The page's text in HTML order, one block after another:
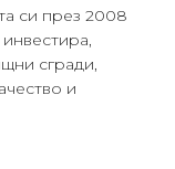
си през 2008
сгради,
и